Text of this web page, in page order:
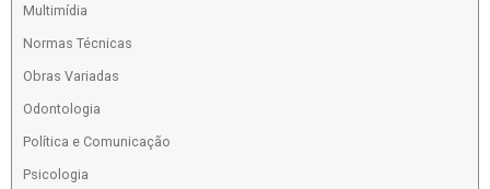
Multimídia
Normas Técnicas
Obras Variadas
Odontologia
Política e Comunicação
Psicologia